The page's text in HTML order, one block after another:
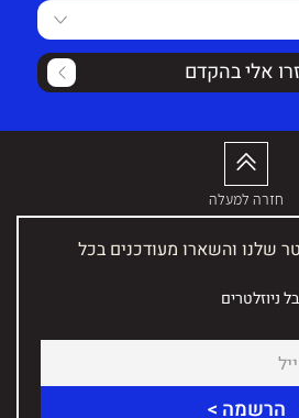
אלי בהקדם
חזרה למעלה
שלנו והשארו מעודכנים בכל
ניוזלטרים